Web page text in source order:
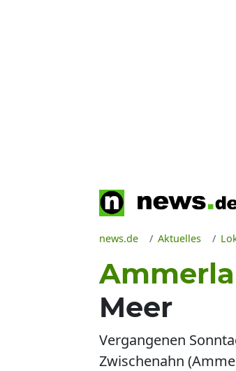
news.de Aktuelles
Meer
Vergangenen
Zwischenahn